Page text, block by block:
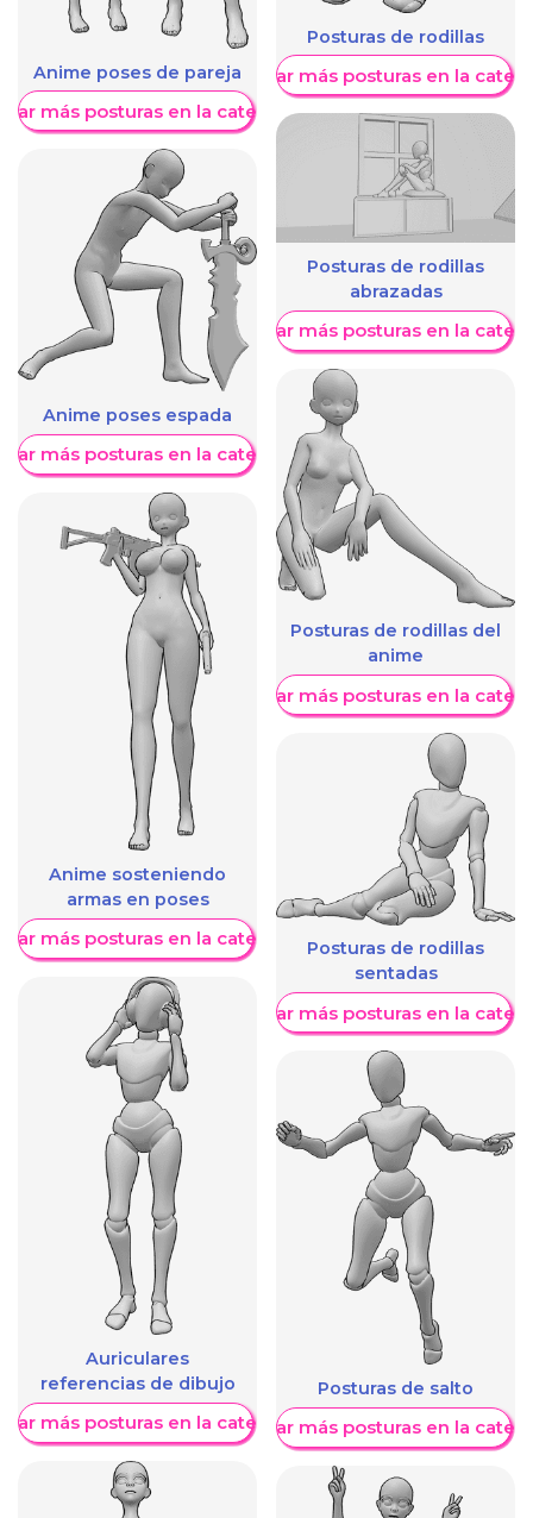
Anime poses de pareja
más posturas en la categoría
Anime poses espada
más posturas en la categoría
Anime sosteniendo
armas en poses
más posturas en la categoría
Auriculares
referencias de dibujo
más posturas en la categoría
Posturas de rodillas
Mostrar más posturas en la
Posturas de rodillas
abrazadas
Mostrar más posturas en la
Posturas de rodillas del
anime
Mostrar más posturas en la
Posturas de rodillas
sentadas
Mostrar más posturas en la
Posturas de salto
Mostrar más posturas en la